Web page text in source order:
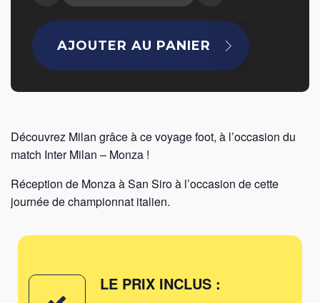
de
Milan
AJOUTER AU PANIER
Découvrez Milan grâce à ce voyage foot, à l’occasion du
match Inter Milan – Monza !
Réception de Monza à San Siro à l’occasion de cette
journée de championnat italien.
LE PRIX INCLUS :